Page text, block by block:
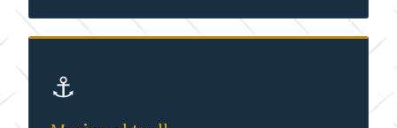
⚓